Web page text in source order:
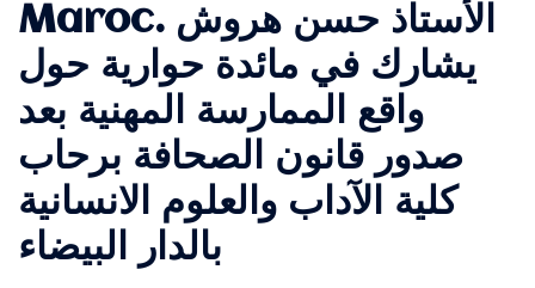
Maroc. الأستاذ حسن هروش
يشارك في مائدة حوارية حول
واقع الممارسة المهنية بعد
صدور قانون الصحافة برحاب
كلية الآداب والعلوم الانسانية
بالدار البيضاء